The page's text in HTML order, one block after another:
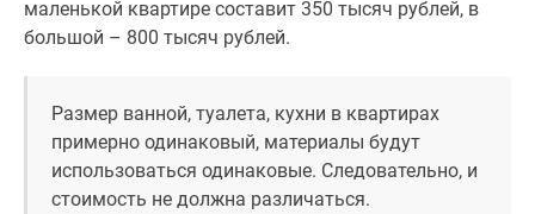
программы
Медиа
Новости
недвижимости
Мнение
эксперта
маленькой квартире составит 350 тысяч рублей, в
большой – 800 тысяч рублей.
Размер ванной, туалета, кухни в квартирах
примерно одинаковый, материалы будут
использоваться одинаковые. Следовательно, и
стоимость не должна различаться.